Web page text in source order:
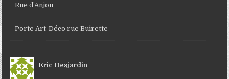
Rue d’Anjou
Porte Art-Déco rue Buirette
Eric Desjardin